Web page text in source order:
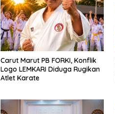
Carut Marut PB FORKI, Konflik
Logo LEMKARI Diduga Rugikan
Atlet Karate